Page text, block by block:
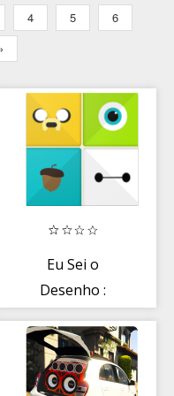
4 5
6
Eu Sei o
Desenho :
desenho